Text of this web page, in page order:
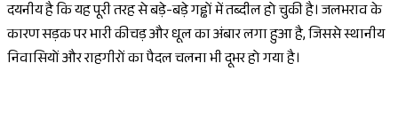
दयनीय है कि यह पूरी तरह से बड़े-बड़े गड्ढों में तब्दील हो चुकी है। जलभराव के
कारण सड़क पर भारी कीचड़ और धूल का अंबार लगा हुआ है, जिससे स्थानीय
निवासियों और राहगीरों का पैदल चलना भी दूभर हो गया है।